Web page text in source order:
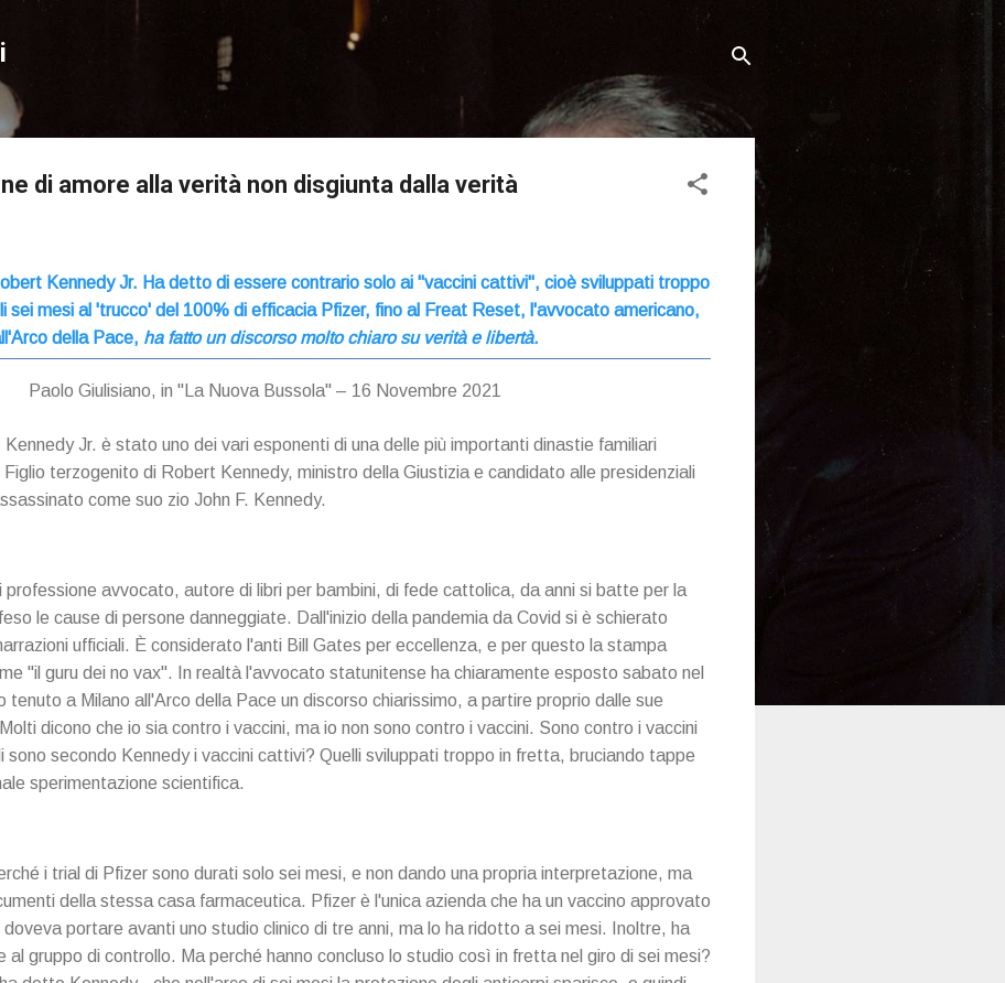
Passa ai contenuti principali
di amore alla verità non disgiunta dalla verità
Kennedy Jr. Ha detto di essere contrario solo ai "vaccini cattivi", cioè sviluppati troppo
sei mesi al 'trucco' del 100% di efficacia Pfizer, fino al Freat Reset, l'avvocato americano,
della Pace, ha fatto un discorso molto chiaro su verità e libertà.
Paolo Giulisiano, in "La Nuova Bussola" – 16 Novembre 2021
Kennedy Jr. è stato uno dei vari esponenti di una delle più importanti dinastie familiari
terzogenito di Robert Kennedy, ministro della Giustizia e candidato alle presidenziali
come suo zio John F. Kennedy.
professione avvocato, autore di libri per bambini, di fede cattolica, da anni si batte per la
le cause di persone danneggiate. Dall'inizio della pandemia da Covid si è schierato
ufficiali. È considerato l'anti Bill Gates per eccellenza, e per questo la stampa
"il guru dei no vax". In realtà l'avvocato statunitense ha chiaramente esposto sabato nel
tenuto a Milano all'Arco della Pace un discorso chiarissimo, a partire proprio dalle sue
dicono che io sia contro i vaccini, ma io non sono contro i vaccini. Sono contro i vaccini
secondo Kennedy i vaccini cattivi? Quelli sviluppati troppo in fretta, bruciando tappe
sperimentazione scientifica.
i trial di Pfizer sono durati solo sei mesi, e non dando una propria interpretazione, ma
della stessa casa farmaceutica. Pfizer è l'unica azienda che ha un vaccino approvato
portare avanti uno studio clinico di tre anni, ma lo ha ridotto a sei mesi. Inoltre, ha
al gruppo di controllo. Ma perché hanno concluso lo studio così in fretta nel giro di sei mesi?